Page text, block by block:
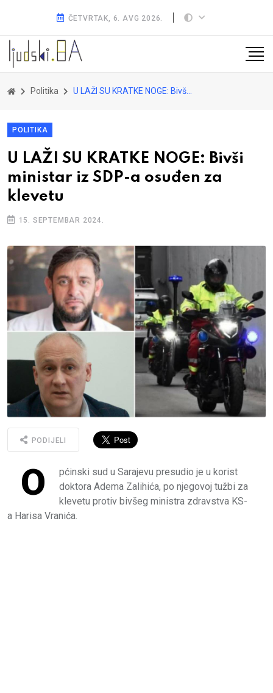
ČETVRTAK, 6. AVG 2026.
Politika U LAŽI SU KRATKE NOGE: Bivši ministar iz SDP-a osuđen za klevetu
POLITIKA
U LAŽI SU KRATKE NOGE: Bivši
ministar iz SDP-a osuđen za
klevetu
15. SEPTEMBAR 2024.
PODIJELI
O
pćinski sud u Sarajevu presudio je u korist
doktora Adema Zalihića, po njegovoj tužbi za
klevetu protiv bivšeg ministra zdravstva KS-
a Harisa Vranića.